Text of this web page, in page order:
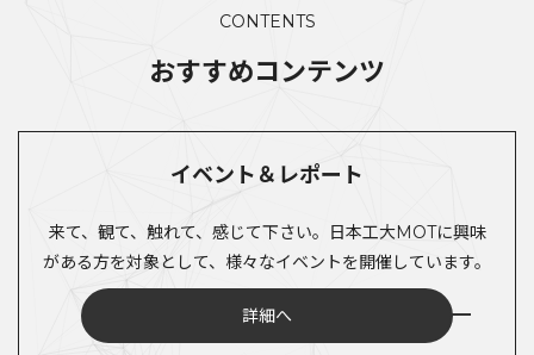
CONTENTS
おすすめコンテンツ
イベント＆レポート
来て、観て、触れて、感じて下さい。日本工大MOTに興味
がある方を対象として、様々なイベントを開催しています。
詳細へ